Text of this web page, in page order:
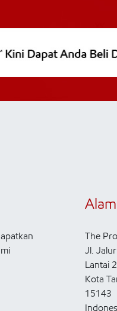
The
Jl.
Lantai
Kota
15143